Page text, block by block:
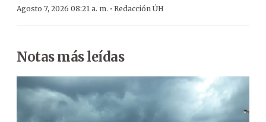
Agosto 7, 2026 08:21 a. m. · Redacción ÚH
Notas más leídas